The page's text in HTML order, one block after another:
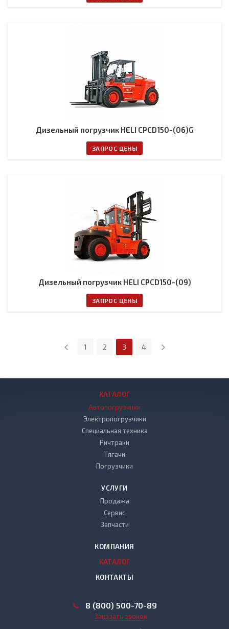
Дизельный погрузчик HELI CPCD150-(06)G
ЗАПРОС ЦЕНЫ
Дизельный погрузчик HELI CPCD150-(09)
ЗАПРОС ЦЕНЫ
1 2 3 4
КАТАЛОГ
Автопогрузчики
Электропогрузчики
Специальная техника
Ричтраки
Тягачи
Погрузчики
УСЛУГИ
Продажа
Сервис
Запчасти
КОМПАНИЯ
КАТАЛОГ
КОНТАКТЫ
8 (800) 500-70-89
Заказать звонок